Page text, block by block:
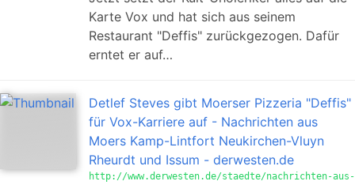
Karte Vox und hat sich aus seinem
Restaurant "Deffis" zurückgezogen. Dafür
erntet er auf…
Detlef Steves gibt Moerser Pizzeria "Deffis"
für Vox-Karriere auf - Nachrichten aus
Moers Kamp-Lintfort Neukirchen-Vluyn
Rheurdt und Issum - derwesten.de
http://www.derwesten.de/staedte/nachrichten-aus-